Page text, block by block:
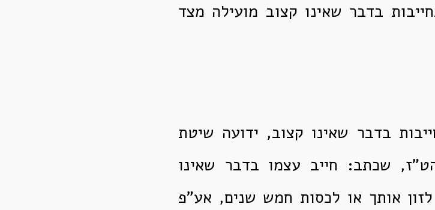
בדבר שאינו קצוב מועילה מצד
בדבר שאינו קצוב, ידועה שיטת
שכתב: חייב עצמו בדבר שאינו
לזון אותך או לכסות חמש שנים, אע"פ